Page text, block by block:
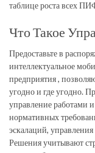
таблице роста всех
Что Такое
Предоставьте в
интеллектуальное
предприятия ,
угодно и где угодно.
управление работами
нормативных
эскалаций,
Решения учитывают